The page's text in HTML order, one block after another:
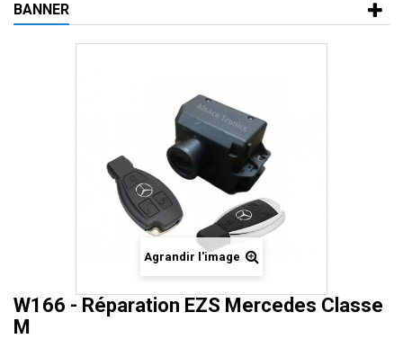
BANNER
Agrandir l'image
W166 - Réparation EZS Mercedes Classe
M